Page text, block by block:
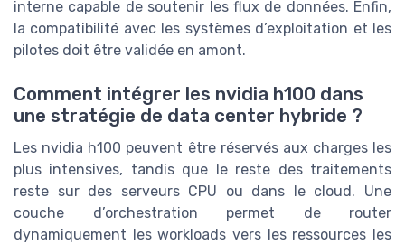
interne capable de soutenir les flux de données. Enfin,
la compatibilité avec les systèmes d’exploitation et les
pilotes doit être validée en amont.
Comment intégrer les nvidia h100 dans
une stratégie de data center hybride ?
Les nvidia h100 peuvent être réservés aux charges les
plus intensives, tandis que le reste des traitements
reste sur des serveurs CPU ou dans le cloud. Une
couche d’orchestration permet de router
dynamiquement les workloads vers les ressources les